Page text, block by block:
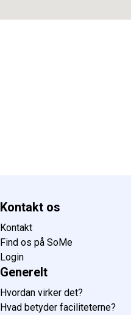
Kontakt os
Kontakt
Find os på SoMe
Login
Generelt
Hvordan virker det?
Hvad betyder faciliteterne?